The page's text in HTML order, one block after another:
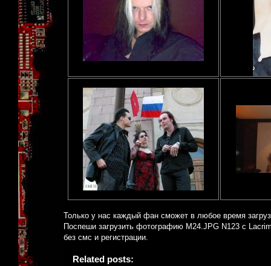
Только у нас каждый фан сможет в любое время
Поспеши загрузить фотографию M24.JPG N123 с
без смс и регистрации.
Related posts: